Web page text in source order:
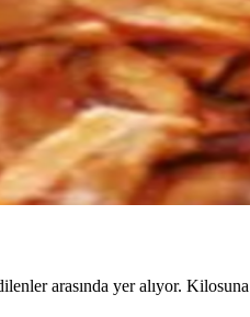
arasında yer alıyor.